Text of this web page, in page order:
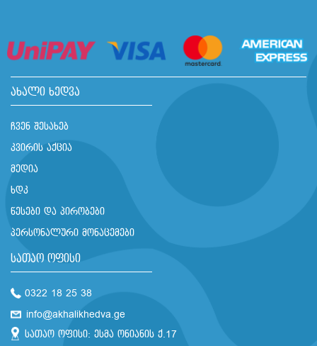
ახალი ხედვა
ჩვენ შესახებ
კვირის აქცია
მედია
ხდკ
წესები და პირობები
პერსონალური მონაცემები
სათაო ოფისი
0322 18 25 38
info@akhalikhedva.ge
სათაო ოფისი: ესმა ონიანის ქ.17